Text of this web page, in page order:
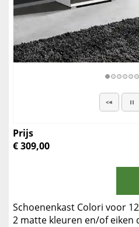
Prijs
€ 309,00
Schoenenkast Colori voor
2 matte kleuren en/of eiken